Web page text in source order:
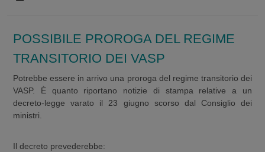
POSSIBILE PROROGA DEL REGIME
TRANSITORIO DEI VASP
Potrebbe essere in arrivo una proroga del regime transitorio dei
VASP. È quanto riportano notizie di stampa relative a un
decreto-legge varato il 23 giugno scorso dal Consiglio dei
ministri.
Il decreto prevederebbe: